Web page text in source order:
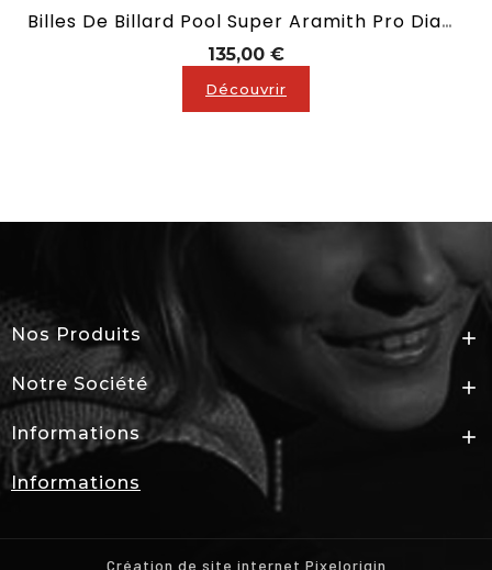
Billes De Billard Pool Super Aramith Pro Diamètre 50,8 Mm
135,00 €Prix
Découvrir
Nos Produits 
Notre Société 
Informations 
Informations
Création de site internet Pixelorigin